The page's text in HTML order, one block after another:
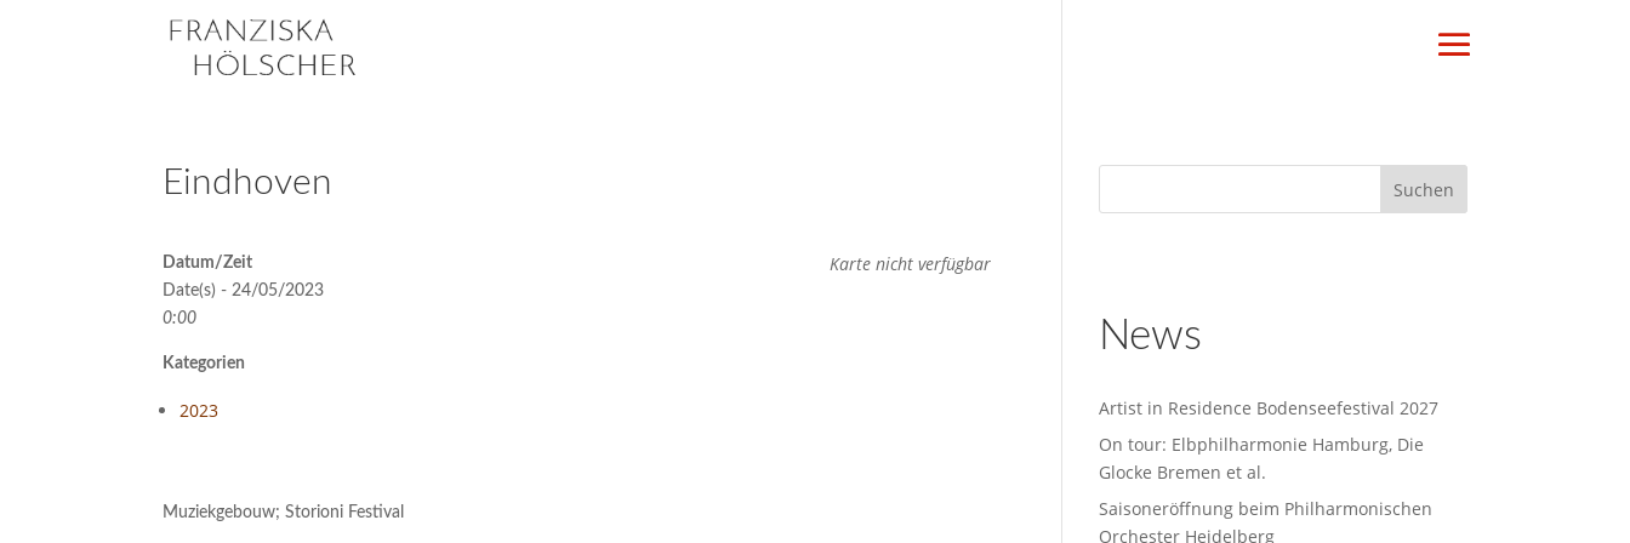
Eindhoven
Karte nicht verfügbar
Datum/Zeit
Date(s) - 24/05/2023
0:00
Kategorien
2023
Muziekgebouw; Storioni Festival
News
Artist in Residence Bodenseefestival 2027
On tour: Elbphilharmonie Hamburg, Die
Glocke Bremen et al.
Saisoneröffnung beim Philharmonischen
Orchester Heidelberg